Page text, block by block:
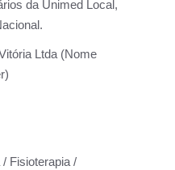
da Unimed Local,
Ltda (Nome
Fisioterapia /